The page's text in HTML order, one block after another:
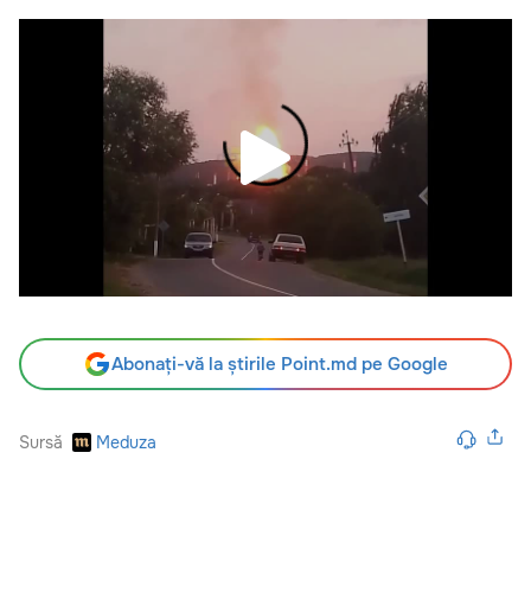
Abonați-vă la știrile Point.md pe Google
Sursă Meduza